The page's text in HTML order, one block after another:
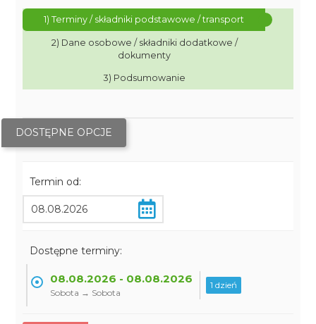
1) Terminy / składniki podstawowe / transport
2) Dane osobowe / składniki dodatkowe /
dokumenty
3) Podsumowanie
DOSTĘPNE OPCJE
Termin od:
Dostępne terminy:
08.08.2026 - 08.08.2026
Sobota → Sobota
1 dzień